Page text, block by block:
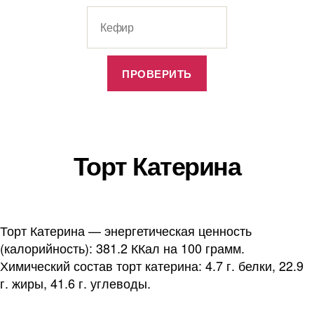
Торт Катерина
Торт Катерина — энергетическая ценность
(калорийность): 381.2 ККал на 100 грамм.
Химический состав торт катерина: 4.7 г. белки, 22.9
г. жиры, 41.6 г. углеводы.